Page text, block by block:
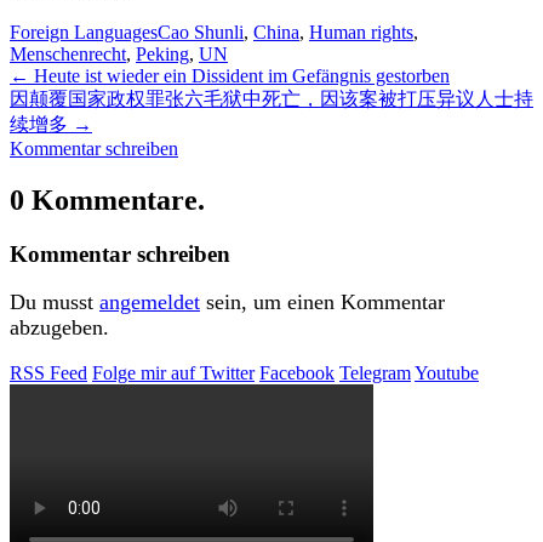
Foreign LanguagesCao Shunli, China, Human rights,
Menschenrecht, Peking, UN
← Heute ist wieder ein Dissident im Gefängnis gestorben
因颠覆国家政权罪张六毛狱中死亡，因该案被打压异议人士持
续增多 →
Kommentar schreiben
0 Kommentare.
Kommentar schreiben
Du musst angemeldet sein, um einen Kommentar
abzugeben.
RSS Feed Folge mir auf Twitter Facebook TelegramYoutube